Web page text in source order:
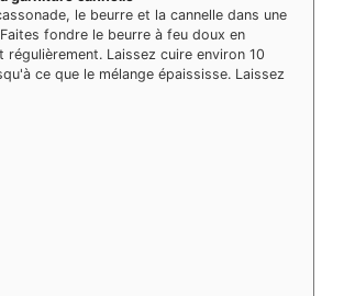
le beurre et la cannelle dans une
fondre le beurre à feu doux en
régulièrement. Laissez cuire environ 10
ce que le mélange épaississe. Laissez